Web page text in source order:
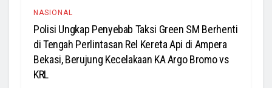
NASIONAL
Polisi Ungkap Penyebab Taksi Green SM Berhenti
di Tengah Perlintasan Rel Kereta Api di Ampera
Bekasi, Berujung Kecelakaan KA Argo Bromo vs
KRL